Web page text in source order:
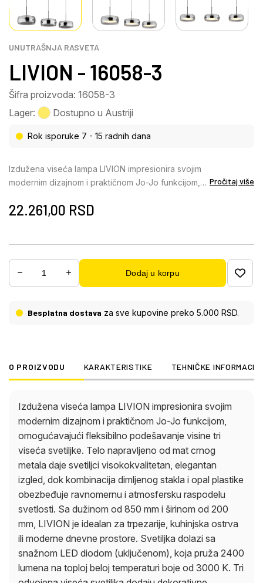
UNUTRAŠNJA RASVETA
LIVION - 16058-3
Šifra proizvoda: 16058-3
Lager:
Dostupno u Austriji
Rok isporuke 7 - 15 radnih dana
Izdužena viseća lampa LIVION impresionira svojim
modernim dizajnom i praktičnom Jo-Jo funkcijom,
viseća svetiljke. Telo napravljeno od mat crnog
raspodelu svetlosti. Sa dužinom od 850 mm i
širinom od 200 mm, LIVION je idealan za trpezarije,
kuhinjska ostrva ili moderne dnevne prostore.
(uključenom), koja pruža 2400 lumena na toploj
prostorije. LIVION kombinuje visokokvalitetne
funkcionalna i dekorativna.
Pročitaj više
22.261,00 RSD
Dodaj u korpu
Besplatna dostava za sve kupovine preko 5.000 RSD.
O PROIZVODU KARAKTERISTIKE TEHNIČKE
Izdužena viseća lampa LIVION impresionira svojim
modernim dizajnom i praktičnom Jo-Jo funkcijom,
omogućavajući fleksibilno podešavanje visine tri
viseća svetiljke. Telo napravljeno od mat crnog
metala daje svetiljci visokokvalitetan, elegantan
izgled, dok kombinacija dimljenog stakla i opal plastike
obezbeđuje ravnomernu i atmosfersku raspodelu
svetlosti. Sa dužinom od 850 mm i širinom od 200
mm, LIVION je idealan za trpezarije, kuhinjska ostrva
ili moderne dnevne prostore. Svetiljka dolazi sa
snažnom LED diodom (uključenom), koja pruža 2400
lumena na toploj beloj temperaturi boje od 3000 K. Tri